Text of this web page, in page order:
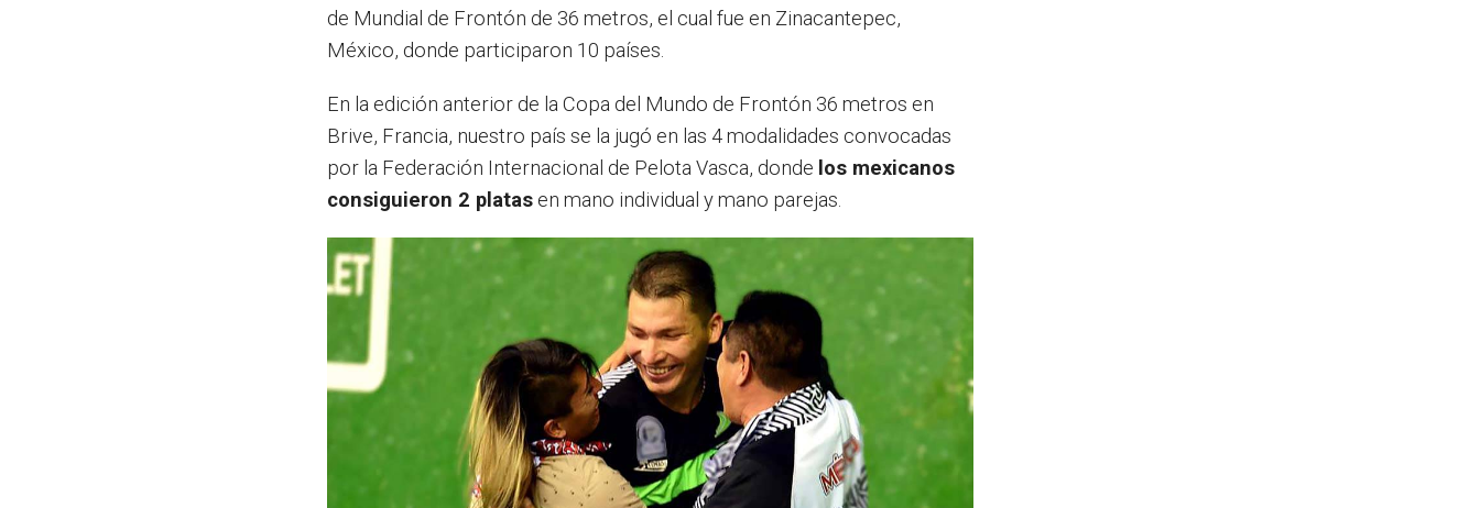
de Mundial de Frontón de 36 metros, el cual fue en Zinacantepec,
México, donde participaron 10 países.
En la edición anterior de la Copa del Mundo de Frontón 36 metros en
Brive, Francia, nuestro país se la jugó en las 4 modalidades convocadas
por la Federación Internacional de Pelota Vasca, donde los mexicanos
consiguieron 2 platas en mano individual y mano parejas.